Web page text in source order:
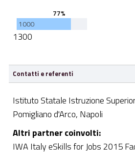
77%
1000
1300
Contatti e referenti
Istituto Statale Istruzione
Pomigliano d'Arco, Napoli
Altri partner coinvolti:
IWA Italy eSkills for Jobs 2015